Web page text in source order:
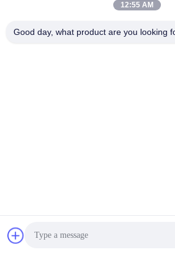
2021-2026 Shenzhen Bely Energy
12:55 AM
Good day, what product are you looking